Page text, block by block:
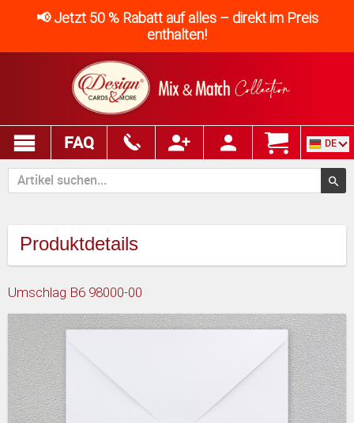
📢 Jetzt 50 % Rabatt auf alles – direkt im Preis
enthalten!
FAQ DE
Produktdetails
Umschlag B6 98000-00